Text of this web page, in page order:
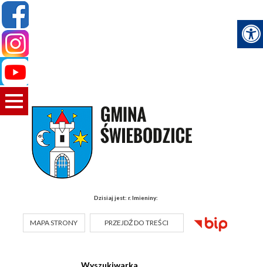
Dzisiaj jest: r. Imieniny:
MAPA STRONY PRZEJDŹ DO TREŚCI
Wyszukiwarka